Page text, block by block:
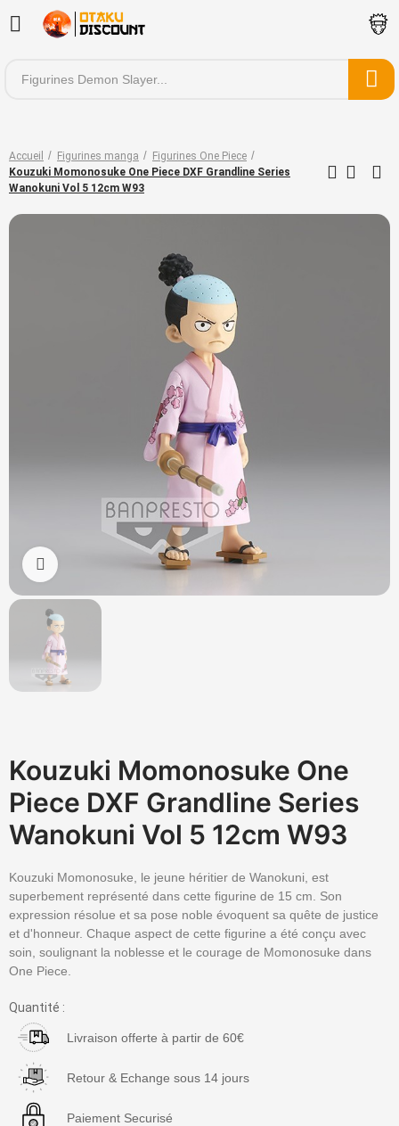
Accueil Figurines manga
Figurines One Piece
Kouzuki Momonosuke One Piece DXF Grandline Series
Wanokuni Vol 5 12cm W93
Cliquez pour agrandir
Kouzuki Momonosuke One
Piece DXF Grandline Series
Wanokuni Vol 5 12cm W93
Kouzuki Momonosuke, le jeune héritier de Wanokuni, est
superbement représenté dans cette figurine de 15 cm. Son
expression résolue et sa pose noble évoquent sa quête de justice
et d'honneur. Chaque aspect de cette figurine a été conçu avec
soin, soulignant la noblesse et le courage de Momonosuke dans
One Piece.
Quantité :
Livraison offerte à partir de 60€
Retour & Echange sous 14 jours
Paiement Securisé